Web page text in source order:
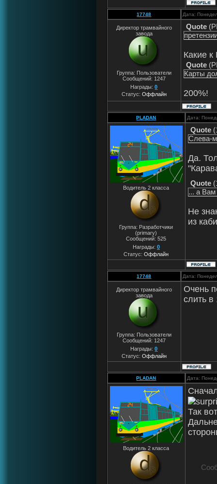
17748 Дата:
Директор трамвайного
завода
Группа: Пользователи
Сообщений: 1247
Награды:0
Статус: Оффлайн
Quote (
Какие
Quote (
Карты
200%!
PLADAN Дата:
Водитель 2 класса
Группа: Разработчики
(primary)
Сообщений:525
Награды: 0
Статус:Оффлайн
Quote (
Слева-
Да.
Quote (
... а
Не
из
17748 Дата:
Директор трамвайного
завода
Группа: Пользователи
Сообщений: 1247
Награды:0
Статус: Оффлайн
Очень
слить
PLADAN Дата:
Водитель 2 класса
Так